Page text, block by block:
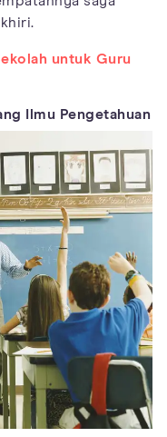
untuk Guru
Ilmu Pengetahuan